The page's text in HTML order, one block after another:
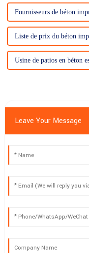
Fournisseurs de béton
Liste de prix du béton
Usine de patios en béton
Leave Your Message